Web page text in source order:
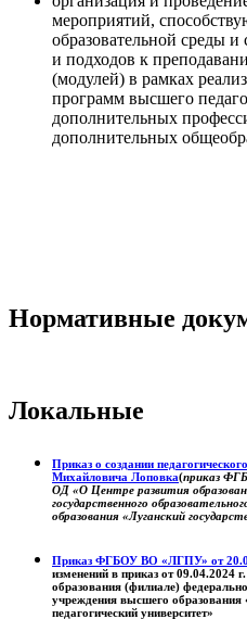
мероприятий,
образовательной среды
и подходов к
(модулей) в рамках
программ высшего
дополнительных
дополнительных
Нормативные
Локальные
Приказ о создании
Михайловича Лоповка(приказ
ОД «О Центре развития
государственного
образования «Луганский
Приказ ФГБОУ ВО «ЛГПУ» от
изменений в приказ от
образования (филиале)
учреждения высшего образования
педагогический университет»